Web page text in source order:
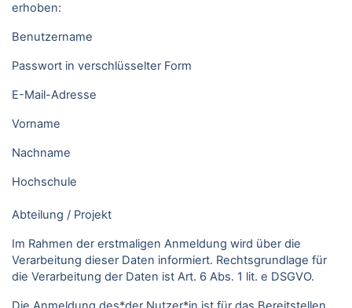
erhoben:
Benutzername
Passwort in verschlüsselter Form
E-Mail-Adresse
Vorname
Nachname
Hochschule
Abteilung / Projekt
Im Rahmen der erstmaligen Anmeldung wird über die
Verarbeitung dieser Daten informiert. Rechtsgrundlage für
die Verarbeitung der Daten ist Art. 6 Abs. 1 lit. e DSGVO.